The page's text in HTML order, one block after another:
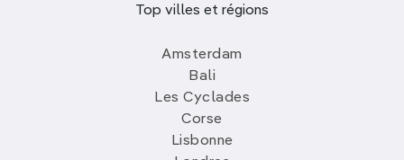
Top villes et régions
Amsterdam
Bali
Les Cyclades
Corse
Lisbonne